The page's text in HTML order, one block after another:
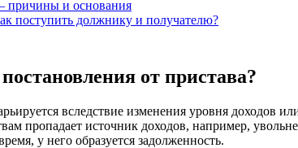
причины и основания
поступить должнику и получателю?
от пристава?
вследствие изменения уровня
пропадает источник доходов, например,
у него образуется задолженность.